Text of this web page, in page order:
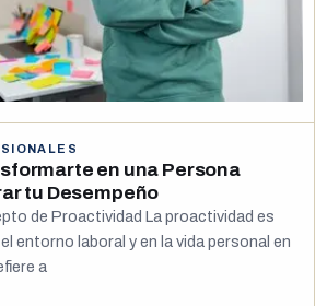
en una Persona
tu Desempeño
de Proactividad La proactividad es
entorno laboral y en la vida personal en
a